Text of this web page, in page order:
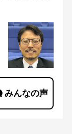
みんなの声